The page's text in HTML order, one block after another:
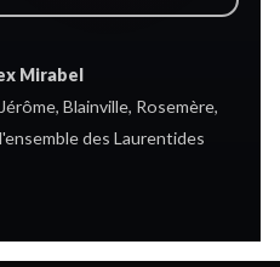
Mirabel
Blainville, Rosemère,
des Laurentides